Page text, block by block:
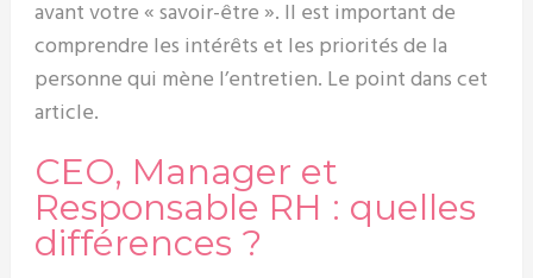
avant votre « savoir-être ». Il est important de
comprendre les intérêts et les priorités de la
personne qui mène l’entretien. Le point dans cet
article.
CEO, Manager et
Responsable RH : quelles
différences ?